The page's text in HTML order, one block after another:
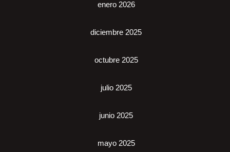
enero 2026
diciembre 2025
octubre 2025
julio 2025
junio 2025
mayo 2025